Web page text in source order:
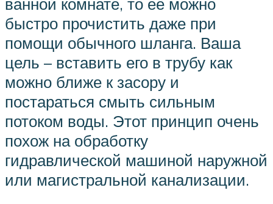
быстро прочистить даже при
помощи обычного шланга. Ваша
цель – вставить его в трубу как
можно ближе к засору и
постараться смыть сильным
потоком воды. Этот принцип очень
похож на обработку
гидравлической машиной наружной
или магистральной канализации.